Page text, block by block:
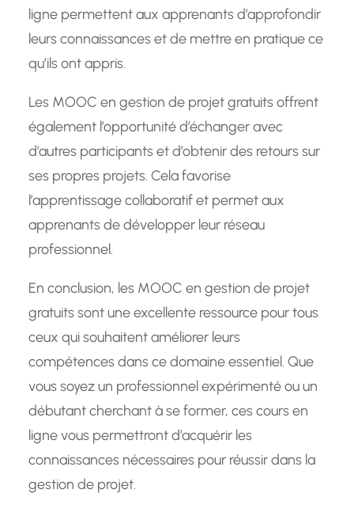
ligne permettent aux apprenants d’approfondir
leurs connaissances et de mettre en pratique ce
qu’ils ont appris.
Les MOOC en gestion de projet gratuits offrent
également l’opportunité d’échanger avec
d’autres participants et d’obtenir des retours sur
ses propres projets. Cela favorise
l’apprentissage collaboratif et permet aux
apprenants de développer leur réseau
professionnel.
En conclusion, les MOOC en gestion de projet
gratuits sont une excellente ressource pour tous
ceux qui souhaitent améliorer leurs
compétences dans ce domaine essentiel. Que
vous soyez un professionnel expérimenté ou un
débutant cherchant à se former, ces cours en
ligne vous permettront d’acquérir les
connaissances nécessaires pour réussir dans la
gestion de projet.